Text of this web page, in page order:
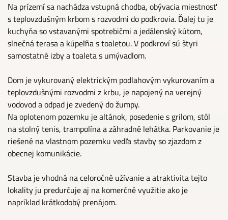
Na prízemí sa nachádza vstupná chodba, obývacia miestnosť
s teplovzdušným krbom s rozvodmi do podkrovia. Ďalej tu je
kuchyňa so vstavanými spotrebičmi a jedálenský kútom,
slnečná terasa a kúpeľňa s toaletou. V podkroví sú štyri
samostatné izby a toaleta s umývadlom.
Dom je vykurovaný elektrickým podlahovým vykurovaním a
teplovzdušnými rozvodmi z krbu, je napojený na verejný
vodovod a odpad je zvedený do žumpy.
Na oplotenom pozemku je altánok, posedenie s grilom, stôl
na stolný tenis, trampolína a záhradné lehátka. Parkovanie je
riešené na vlastnom pozemku vedľa stavby so zjazdom z
obecnej komunikácie.
Stavba je vhodná na celoročné užívanie a atraktivita tejto
lokality ju predurčuje aj na komerčné využitie ako je
napríklad krátkodobý prenájom.